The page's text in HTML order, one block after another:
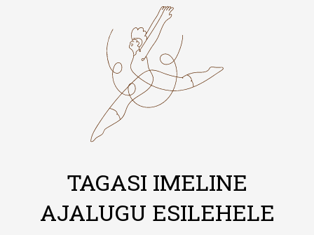
TAGASI IMELINE
AJALUGU ESILEHELE